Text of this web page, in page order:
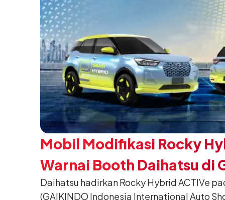
Mobil Modifikasi Rocky
Warnai Booth Daihatsu di
Daihatsu hadirkan Rocky Hybrid ACTIVe
(GAIKINDO Indonesia International Auto